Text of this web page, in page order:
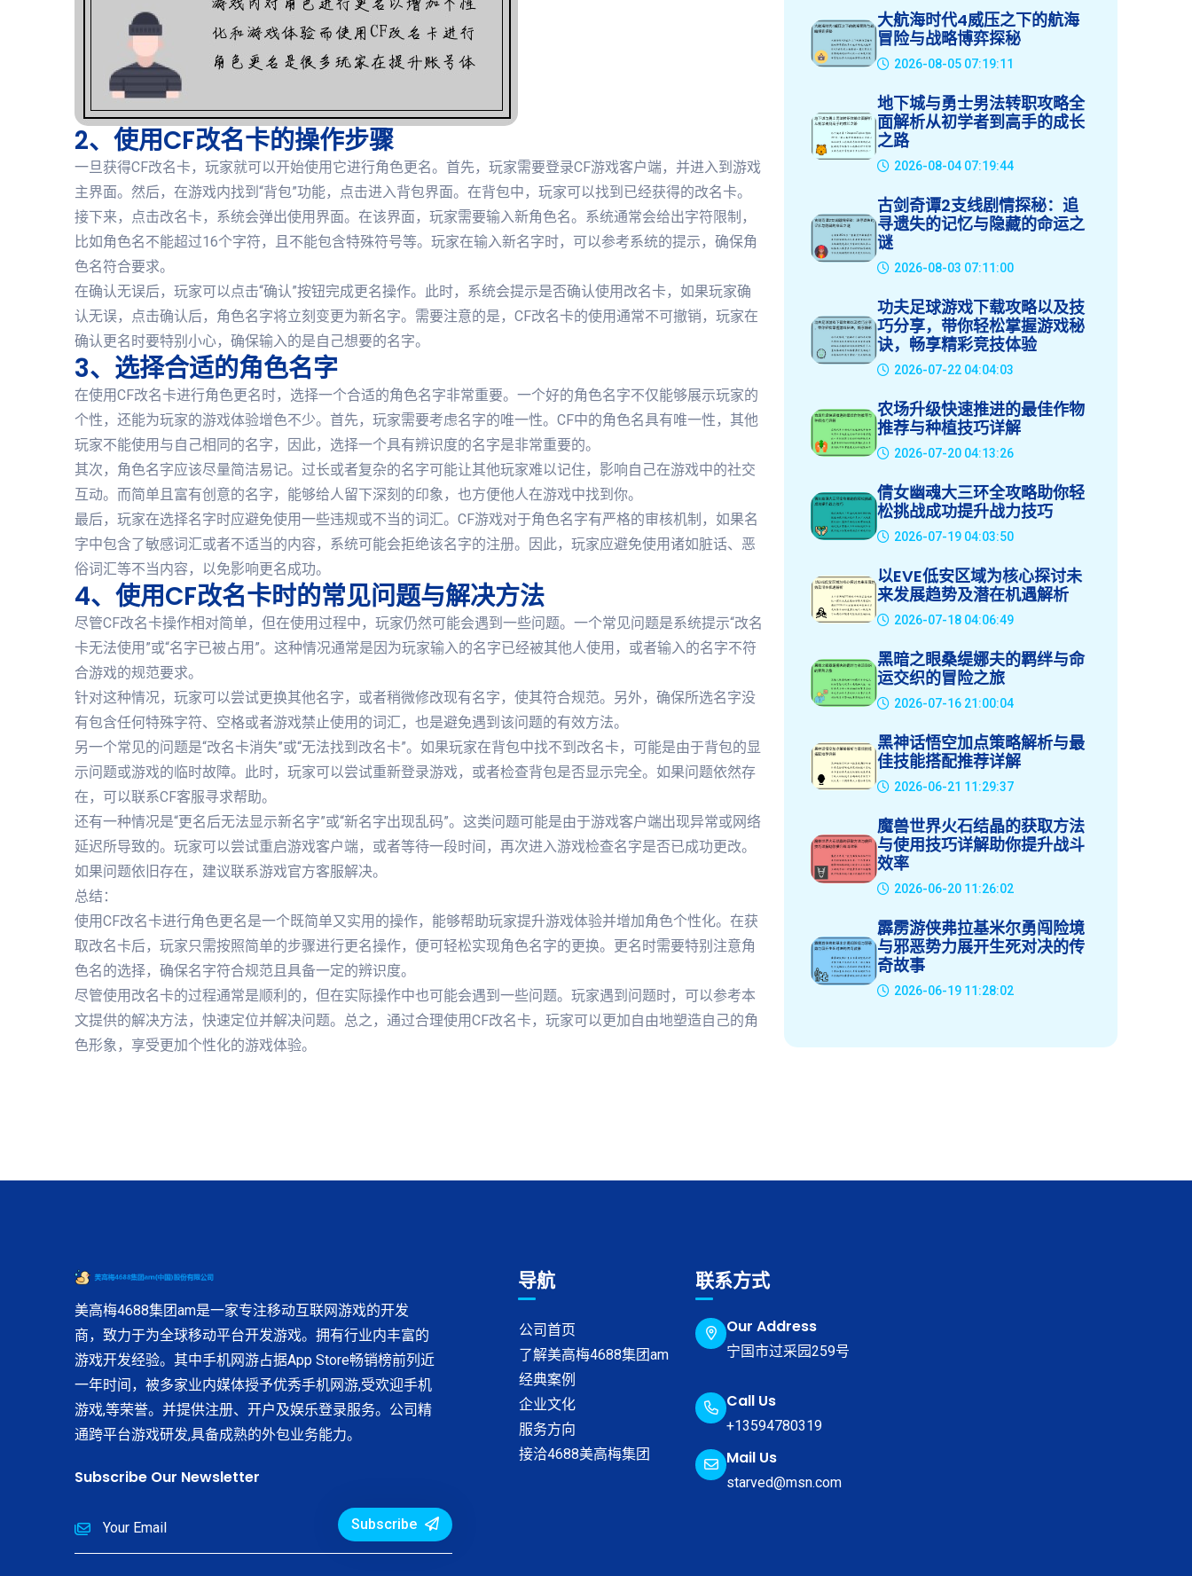
2、使用CF改名卡的操作步骤
一旦获得CF改名卡，玩家就可以开始使用它进行角色更名。首先，玩家需要登录CF游戏客户端，并进入到游戏
主界面。然后，在游戏内找到“背包”功能，点击进入背包界面。在背包中，玩家可以找到已经获得的改名卡。
接下来，点击改名卡，系统会弹出使用界面。在该界面，玩家需要输入新角色名。系统通常会给出字符限制，
比如角色名不能超过16个字符，且不能包含特殊符号等。玩家在输入新名字时，可以参考系统的提示，确保角
色名符合要求。
在确认无误后，玩家可以点击“确认”按钮完成更名操作。此时，系统会提示是否确认使用改名卡，如果玩家确
认无误，点击确认后，角色名字将立刻变更为新名字。需要注意的是，CF改名卡的使用通常不可撤销，玩家在
确认更名时要特别小心，确保输入的是自己想要的名字。
3、选择合适的角色名字
在使用CF改名卡进行角色更名时，选择一个合适的角色名字非常重要。一个好的角色名字不仅能够展示玩家的
个性，还能为玩家的游戏体验增色不少。首先，玩家需要考虑名字的唯一性。CF中的角色名具有唯一性，其他
玩家不能使用与自己相同的名字，因此，选择一个具有辨识度的名字是非常重要的。
其次，角色名字应该尽量简洁易记。过长或者复杂的名字可能让其他玩家难以记住，影响自己在游戏中的社交
互动。而简单且富有创意的名字，能够给人留下深刻的印象，也方便他人在游戏中找到你。
最后，玩家在选择名字时应避免使用一些违规或不当的词汇。CF游戏对于角色名字有严格的审核机制，如果名
字中包含了敏感词汇或者不适当的内容，系统可能会拒绝该名字的注册。因此，玩家应避免使用诸如脏话、恶
俗词汇等不当内容，以免影响更名成功。
4、使用CF改名卡时的常见问题与解决方法
尽管CF改名卡操作相对简单，但在使用过程中，玩家仍然可能会遇到一些问题。一个常见问题是系统提示“改名
卡无法使用”或“名字已被占用”。这种情况通常是因为玩家输入的名字已经被其他人使用，或者输入的名字不符
合游戏的规范要求。
针对这种情况，玩家可以尝试更换其他名字，或者稍微修改现有名字，使其符合规范。另外，确保所选名字没
有包含任何特殊字符、空格或者游戏禁止使用的词汇，也是避免遇到该问题的有效方法。
另一个常见的问题是“改名卡消失”或“无法找到改名卡”。如果玩家在背包中找不到改名卡，可能是由于背包的显
示问题或游戏的临时故障。此时，玩家可以尝试重新登录游戏，或者检查背包是否显示完全。如果问题依然存
在，可以联系CF客服寻求帮助。
还有一种情况是“更名后无法显示新名字”或“新名字出现乱码”。这类问题可能是由于游戏客户端出现异常或网络
延迟所导致的。玩家可以尝试重启游戏客户端，或者等待一段时间，再次进入游戏检查名字是否已成功更改。
如果问题依旧存在，建议联系游戏官方客服解决。
总结：
使用CF改名卡进行角色更名是一个既简单又实用的操作，能够帮助玩家提升游戏体验并增加角色个性化。在获
取改名卡后，玩家只需按照简单的步骤进行更名操作，便可轻松实现角色名字的更换。更名时需要特别注意角
色名的选择，确保名字符合规范且具备一定的辨识度。
尽管使用改名卡的过程通常是顺利的，但在实际操作中也可能会遇到一些问题。玩家遇到问题时，可以参考本
文提供的解决方法，快速定位并解决问题。总之，通过合理使用CF改名卡，玩家可以更加自由地塑造自己的角
色形象，享受更加个性化的游戏体验。
大航海时代4威压之下的航海
冒险与战略博弈探秘
2026-08-05 07:19:11
地下城与勇士男法转职攻略全
面解析从初学者到高手的成长
之路
2026-08-04 07:19:44
古剑奇谭2支线剧情探秘：追
寻遗失的记忆与隐藏的命运之
谜
2026-08-03 07:11:00
功夫足球游戏下载攻略以及技
巧分享，带你轻松掌握游戏秘
诀，畅享精彩竞技体验
2026-07-22 04:04:03
农场升级快速推进的最佳作物
推荐与种植技巧详解
2026-07-20 04:13:26
倩女幽魂大三环全攻略助你轻
松挑战成功提升战力技巧
2026-07-19 04:03:50
以EVE低安区域为核心探讨未
来发展趋势及潜在机遇解析
2026-07-18 04:06:49
黑暗之眼桑缇娜夫的羁绊与命
运交织的冒险之旅
2026-07-16 21:00:04
黑神话悟空加点策略解析与最
佳技能搭配推荐详解
2026-06-21 11:29:37
魔兽世界火石结晶的获取方法
与使用技巧详解助你提升战斗
效率
2026-06-20 11:26:02
霹雳游侠弗拉基米尔勇闯险境
与邪恶势力展开生死对决的传
奇故事
2026-06-19 11:28:02
美高梅4688集团am是一家专注移动互联网游戏的开发
商，致力于为全球移动平台开发游戏。拥有行业内丰富的
游戏开发经验。其中手机网游占据App Store畅销榜前列近
一年时间，被多家业内媒体授予优秀手机网游,受欢迎手机
游戏,等荣誉。并提供注册、开户及娱乐登录服务。公司精
通跨平台游戏研发,具备成熟的外包业务能力。
Subscribe Our Newsletter
Subscribe
导航
公司首页
了解美高梅4688集团am
经典案例
企业文化
服务方向
接洽4688美高梅集团
联系方式
Our Address
宁国市过采园259号
Call Us
+13594780319
Mail Us
starved@msn.com